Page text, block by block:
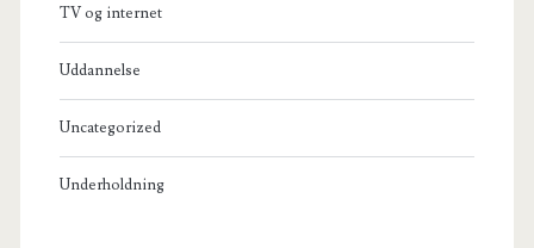
TV og internet
Uddannelse
Uncategorized
Underholdning